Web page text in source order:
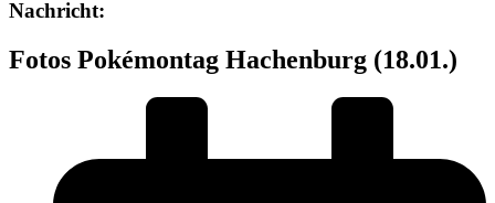
Nachricht:
Fotos Pokémontag Hachenburg (18.01.)